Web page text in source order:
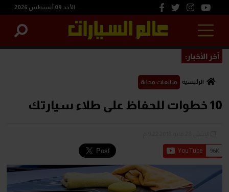
الأحد 09 أغسطس 2026
آخر الأخبار:
الرئيسية متابعات محلية
10 خطوات للحفاظ على طلاء سيارتك